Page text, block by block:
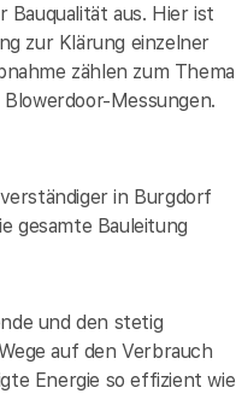
aus. Hier ist
zur Klärung einzelner
zählen zum Thema
Messungen.
in Burgdorf
gesamte Bauleitung
und den stetig
auf den Verbrauch
Energie so effizient wie